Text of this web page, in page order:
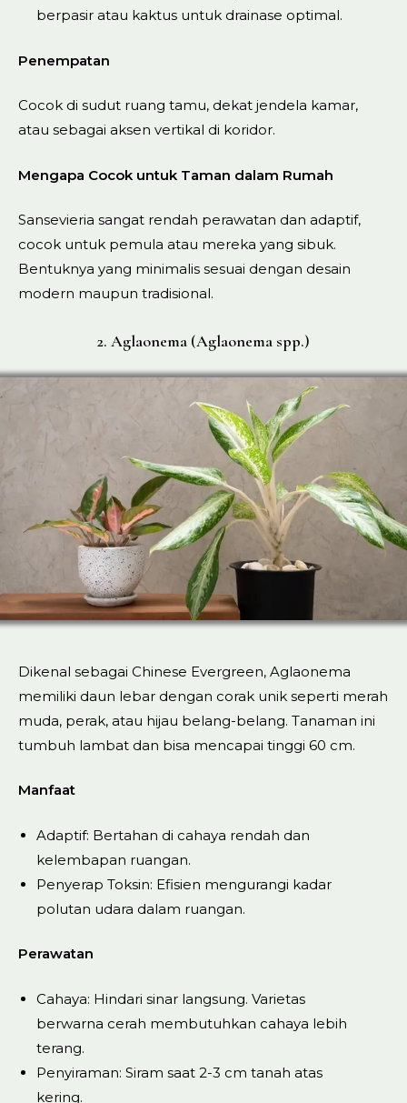
berpasir atau kaktus untuk drainase optimal.
Penempatan
Cocok di sudut ruang tamu, dekat jendela kamar,
atau sebagai aksen vertikal di koridor.
Mengapa Cocok untuk Taman dalam Rumah
Sansevieria sangat rendah perawatan dan adaptif,
cocok untuk pemula atau mereka yang sibuk.
Bentuknya yang minimalis sesuai dengan desain
modern maupun tradisional.
2. Aglaonema (Aglaonema spp.)
Dikenal sebagai Chinese Evergreen, Aglaonema
memiliki daun lebar dengan corak unik seperti merah
muda, perak, atau hijau belang-belang. Tanaman ini
tumbuh lambat dan bisa mencapai tinggi 60 cm.
Manfaat
Adaptif: Bertahan di cahaya rendah dan
kelembapan ruangan.
Penyerap Toksin: Efisien mengurangi kadar
polutan udara dalam ruangan.
Perawatan
Cahaya: Hindari sinar langsung. Varietas
berwarna cerah membutuhkan cahaya lebih
terang.
Penyiraman: Siram saat 2-3 cm tanah atas
kering.